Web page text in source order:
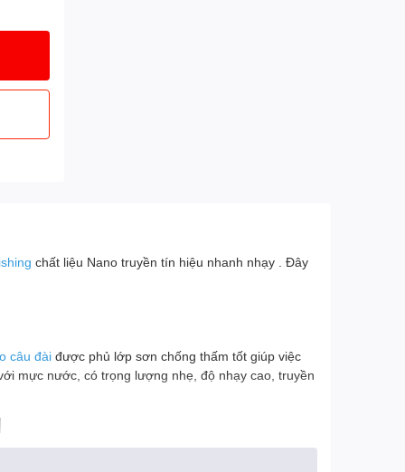
chất liệu Nano truyền tín hiệu nhanh nhạy . Đây
câu đài được phủ lớp sơn chống thấm tốt giúp việc
mực nước, có trọng lượng nhẹ, độ nhạy cao, truyền